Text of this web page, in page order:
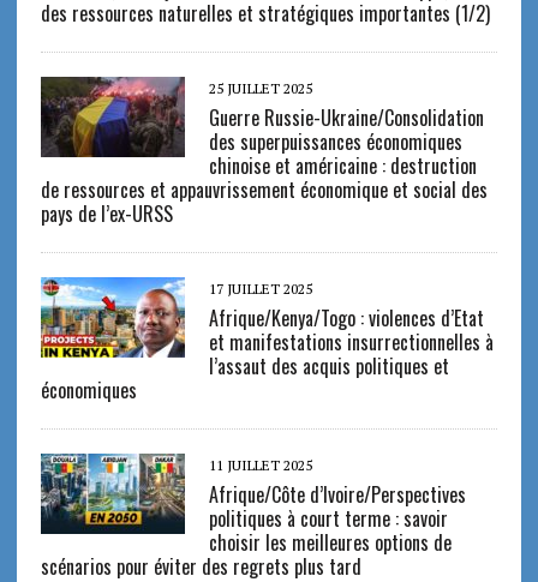
des ressources naturelles et stratégiques importantes (1/2)
25 JUILLET 2025
Guerre Russie-Ukraine/Consolidation
des superpuissances économiques
chinoise et américaine : destruction
de ressources et appauvrissement économique et social des
pays de l’ex-URSS
17 JUILLET 2025
Afrique/Kenya/Togo : violences d’Etat
et manifestations insurrectionnelles à
l’assaut des acquis politiques et
économiques
11 JUILLET 2025
Afrique/Côte d’Ivoire/Perspectives
politiques à court terme : savoir
choisir les meilleures options de
scénarios pour éviter des regrets plus tard